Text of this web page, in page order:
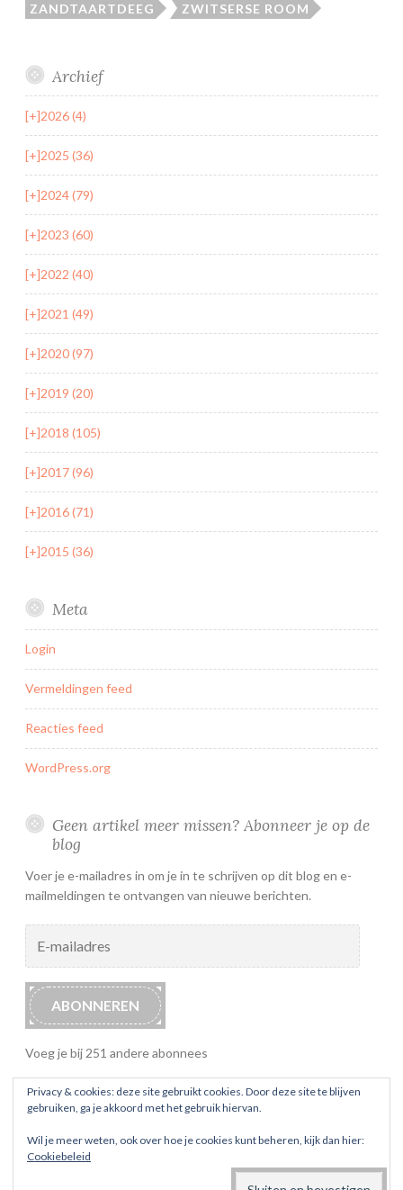
ZANDTAARTDEEG ZWITSERSE ROOM
Archief
[+]2026 (4)
[+]2025 (36)
[+]2024 (79)
[+]2023 (60)
[+]2022 (40)
[+]2021 (49)
[+]2020 (97)
[+]2019 (20)
[+]2018 (105)
[+]2017 (96)
[+]2016 (71)
[+]2015 (36)
Meta
Login
Vermeldingen feed
Reacties feed
WordPress.org
Geen artikel meer missen? Abonneer je op de
blog
Voer je e-mailadres in om je in te schrijven op dit blog en e-
mailmeldingen te ontvangen van nieuwe berichten.
mailadres
ABONNEREN
Voeg je bij 251 andere abonnees
ONDERSTEUND DOOR WORDPRESS
Privacy & cookies: deze site gebruikt cookies. Door deze site te blijven
gebruiken, ga je akkoord met het gebruik hiervan.
Wil je meer weten, ook over hoe je cookies kunt beheren, kijk dan hier:
Cookiebeleid